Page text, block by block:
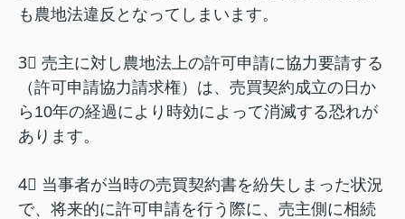
も農地法違反となってしまいます。
3⃣ 売主に対し農地法上の許可申請に協力要請する
（許可申請協力請求権）は、売買契約成立の日か
ら10年の経過により時効によって消滅する恐れが
あります。
4⃣ 当事者が当時の売買契約書を紛失しまった状況
で、将来的に許可申請を行う際に、売主側に相続